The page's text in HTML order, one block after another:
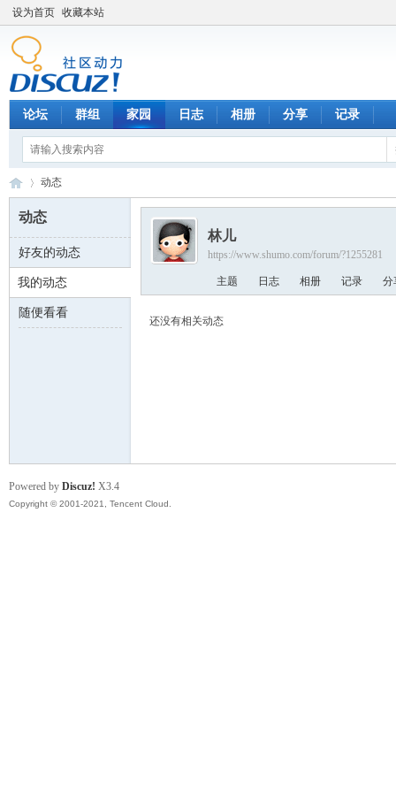
设为首页 收藏本站
论坛 群组 家园 日志 相册 分享 记录
数 ›
动态
动态
好友的动态
我的动态
随便看看
林儿
https://www.shumo.com/forum/?1255281
主题 日志 相册 记录 分
还没有相关动态
Powered by Discuz! X3.4
Copyright © 2001-2021, Tencent Cloud.